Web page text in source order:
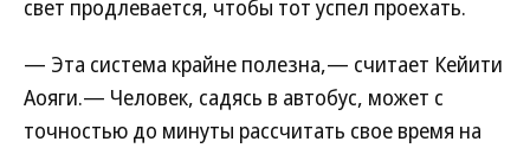
свет продлевается, чтобы тот успел проехать.
— Эта система крайне полезна,— считает Кейити
Аояги.— Человек, садясь в автобус, может с
точностью до минуты рассчитать свое время на